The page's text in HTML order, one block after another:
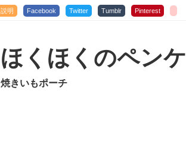
説明 Facebook Twitter Tumblr Pinterest
ほくほくのペン
焼きいもポーチ